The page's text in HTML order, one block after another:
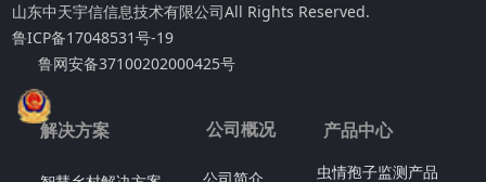
山东中天宇信信息技术有限公司All Rights Reserved.
鲁ICP备17048531号-19
鲁网安备37100202000425号
产品中心
虫情孢子监测产品
解决方案 公司概况